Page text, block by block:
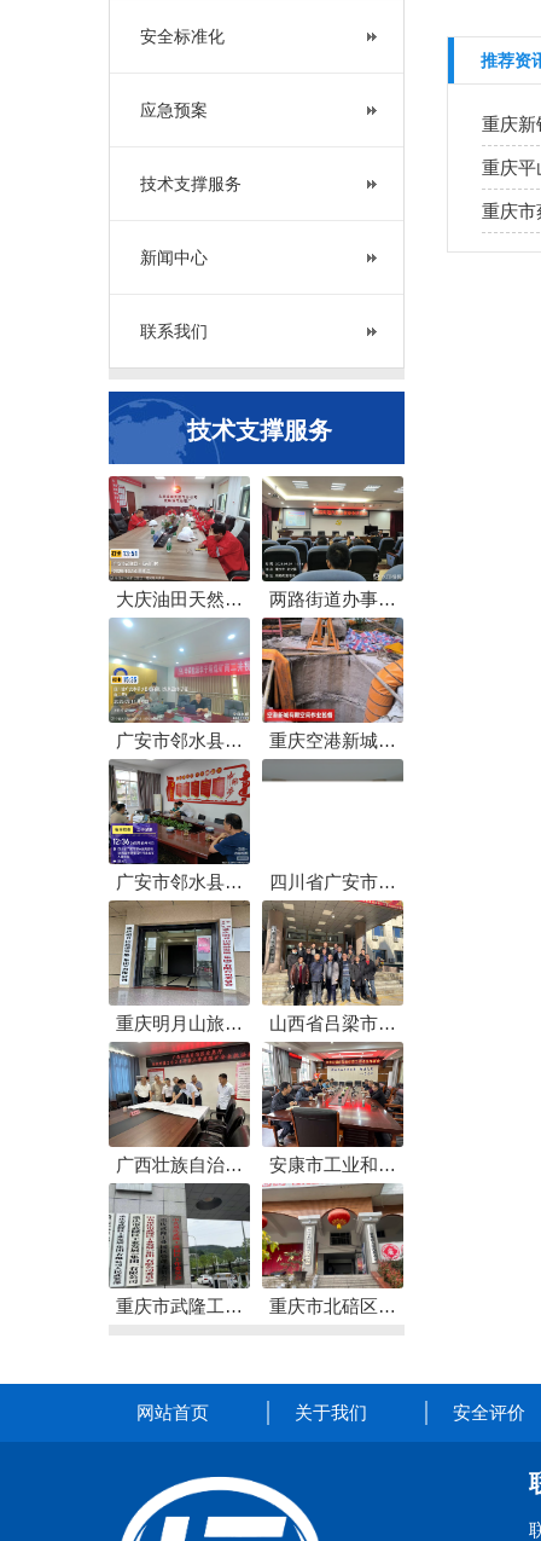
安全标准化
应急预案
技术支撑服务
新闻中心
联系我们
技术支撑服务
大庆油田天然气
分公司武胜油气
处理厂进行技术
支持
两路街道办事处
汽修企业安全培
训会
广安市邻水县坛
同镇川煤集团(李
子垭 ）南二井技
术支持
重庆空港新城开
发建设有限公司
广安市邻水县观
音桥镇煤矿下井
核查
四川省广安市应
急管理局安全技
术支撑服务
重庆明月山旅游
发展（集团）有
限公司安全技术
支撑服务
山西省吕梁市市
直管煤矿安全生
产检查评估技术
服务
广西壮族自治区
应急管理厅煤矿
解剖式体检安全
技术服务
安康市工业和信
息化局煤矿安全
检查技术服务
重庆市武隆工业
园区管理委员会
务
重庆市北碚区静
推荐资
网站首页 关于我们 安全评价